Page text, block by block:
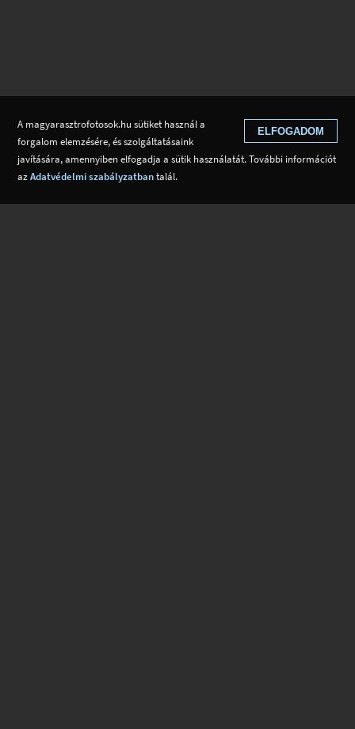
ELFOGADOM
A magyarasztrofotosok.hu sütiket használ a
forgalom elemzésére, és szolgáltatásaink
javítására, amennyiben elfogadja a sütik használatát. További információt
azAdatvédelmi szabályzatbantalál.